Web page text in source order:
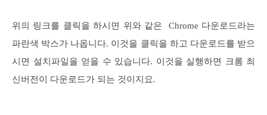
위의 링크를 클릭을 하시면 위와 같은 Chrome 다운로드라는
파란색 박스가 나옵니다. 이것을 클릭을 하고 다운로드를 받으
시면 설치파일을 얻을 수 있습니다. 이것을 실행하면 크롬 최
신버전이 다운로드가 되는 것이지요.